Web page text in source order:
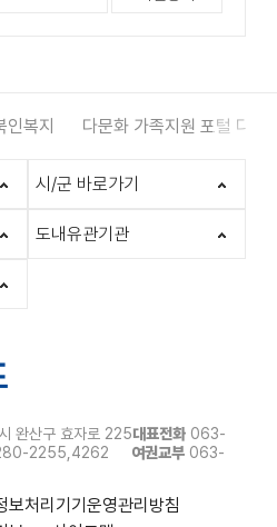
인복지 다문화 가족지원 포털 다누
시/군 바로가기
도내유관기관
완산구 효자로 225대표전화 063-
2255,4262 여권교부 063-
보처리기기운영관리방침